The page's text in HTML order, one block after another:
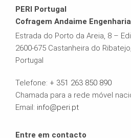
PERI Portugal
Cofragem Andaime Engenharia
Estrada do Porto da Areia, 8 –
2600-675 Castanheira do Ribatejo,
Portugal
Telefone: + 351 263 850 890
Chamada para a rede móvel
Email: info@peri.pt
Entre em contacto